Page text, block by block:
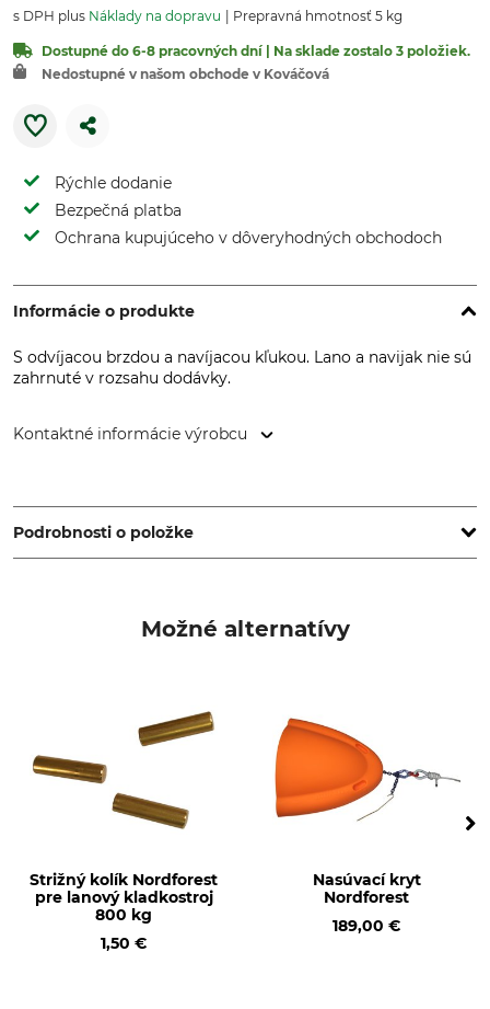
s DPH plus Náklady na dopravu Prepravná hmotnosť 5 kg
Dostupné do 6-8 pracovných dní | Na sklade zostalo 3 položiek.
Nedostupné v našom obchode v Kováčová
Rýchle dodanie
Bezpečná platba
Ochrana kupujúceho v dôveryhodných obchodoch
Informácie o produkte
S odvíjacou brzdou a navíjacou kľukou. Lano a navijak nie sú
zahrnuté v rozsahu dodávky.
Kontaktné informácie výrobcu
Trubschachen, Switzerland, www.jakob.com
Podrobnosti o položke
Možné alternatívy
Strižný kolík Nordforest
pre lanový kladkostroj
800 kg
1,50 €
Nasúvací kryt
Nordforest
189,00 €